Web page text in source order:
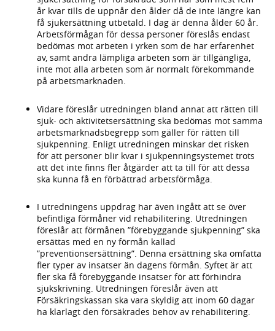
år kvar tills de uppnår den ålder då de inte längre kan
få sjukersättning utbetald. I dag är denna ålder 60 år.
Arbetsförmågan för dessa personer föreslås endast
bedömas mot arbeten i yrken som de har erfarenhet
av, samt andra lämpliga arbeten som är tillgängliga,
inte mot alla arbeten som är normalt förekommande
på arbetsmarknaden.
Vidare föreslår utredningen bland annat att rätten till
sjuk- och aktivitetsersättning ska bedömas mot samma
arbetsmarknadsbegrepp som gäller för rätten till
sjukpenning. Enligt utredningen minskar det risken
för att personer blir kvar i sjukpenningsystemet trots
att det inte finns fler åtgärder att ta till för att dessa
ska kunna få en förbättrad arbets­förmåga.
I utredningens uppdrag har även ingått att se över
befintliga förmåner vid rehabilitering. Utredningen
föreslår att förmånen ”förebyggande sjukpenning” ska
ersättas med en ny förmån kallad
”preventionsersättning”. Denna ersättning ska omfatta
fler typer av insatser än dagens förmån. Syftet är att
fler ska få förebyggande insatser för att förhindra
sjukskrivning. Utredningen föreslår även att
Försäkringskassan ska vara skyldig att inom 60 dagar
ha klarlagt den försäkrades behov av rehabilitering.